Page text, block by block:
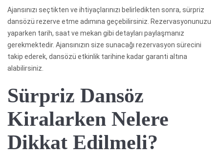
Ajansınızı seçtikten ve ihtiyaçlarınızı belirledikten sonra, sürpriz
dansözü rezerve etme adımına geçebilirsiniz. Rezervasyonunuzu
yaparken tarih, saat ve mekan gibi detayları paylaşmanız
gerekmektedir. Ajansınızın size sunacağı rezervasyon sürecini
takip ederek, dansözü etkinlik tarihine kadar garanti altına
alabilirsiniz.
Sürpriz Dansöz
Kiralarken Nelere
Dikkat Edilmeli?